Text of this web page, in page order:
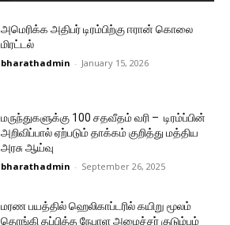
அமெரிக்க அதிபர் டிரம்பிற்கு ஈரான் கொலை
மிரட்டல்
bharathadmin - January 15, 2026
மருந்துகளுக்கு 100 சதவீதம் வரி – டிரம்ப்பின்
அறிவிப்பால் ஏற்படும் தாக்கம் குறித்து மத்திய
அரசு ஆய்வு
bharathadmin - September 26, 2025
மரண பயத்தில் ஹெலிகாப்டரில் கயிறு மூலம்
தொங்கி தப்பித்த நேபாள அமைச்சர் குடும்பம்